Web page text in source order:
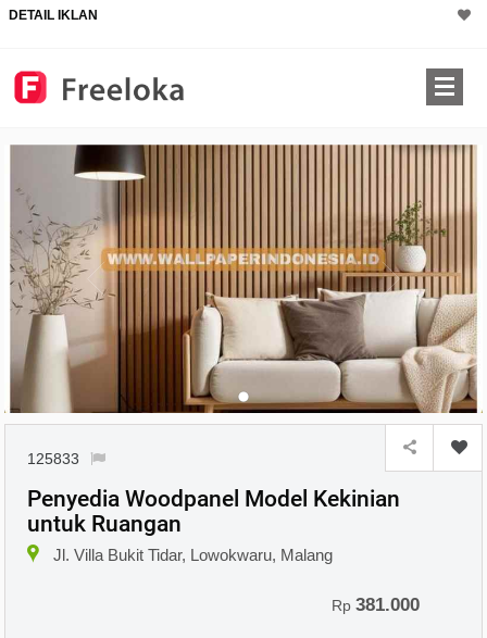
DETAIL IKLAN
125833
Penyedia Woodpanel Model Kekinian
untuk Ruangan
Jl. Villa Bukit Tidar, Lowokwaru, Malang
Rp381.000